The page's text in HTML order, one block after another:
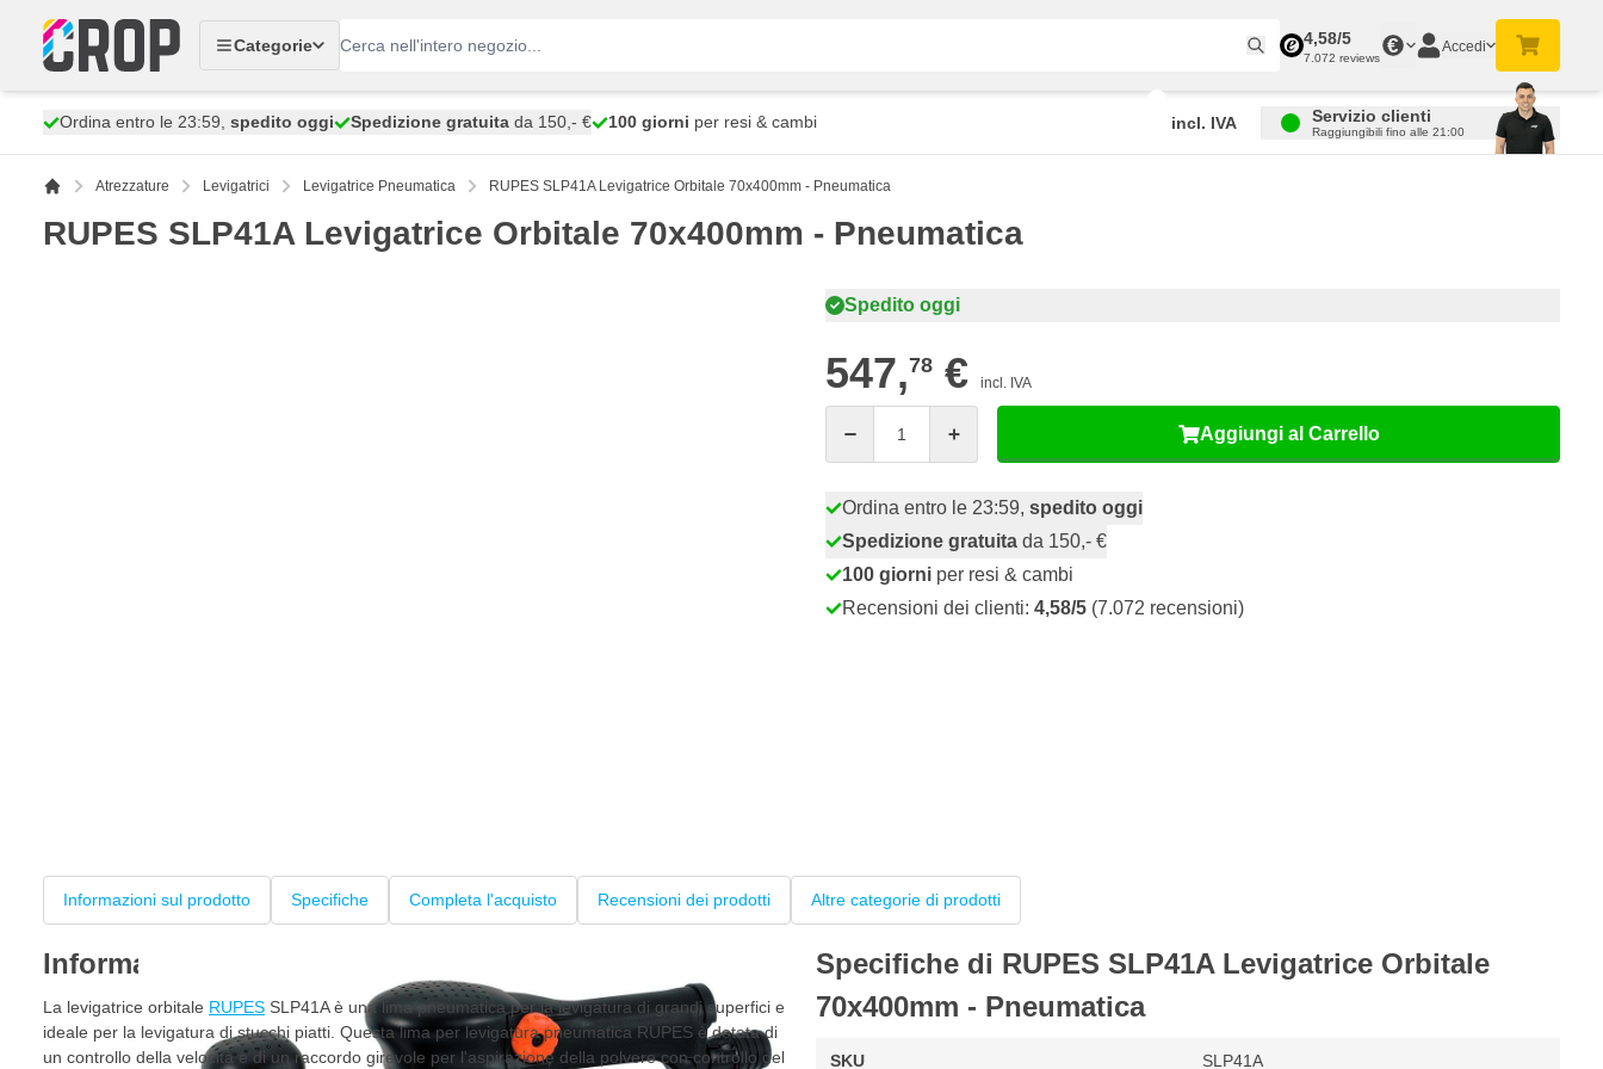
Categorie
4,58/5
7.072 reviews
€ Accedi
Ordina entro le 23:59, spedito oggi Spedizione gratuita da 150,- € 100 giorni per resi & cambi incl. IVA Servizio clienti
Raggiungibili fino alle 21:00
Atrezzature Levigatrici Levigatrice Pneumatica RUPES SLP41A Levigatrice Orbitale 70x400mm - Pneumatica
RUPES SLP41A Levigatrice Orbitale 70x400mm - Pneumatica
Spedito oggi
547,78 € incl. IVA
Aggiungi al Carrello
Ordina entro le 23:59, spedito oggi
Spedizione gratuita da 150,- €
100 giorni per resi & cambi
Recensioni dei clienti: 4,58/5 (7.072 recensioni)
Informazioni sul prodotto Specifiche Completa l'acquisto Recensioni dei prodotti Altre categorie di prodotti
Informazioni sul prodotto
La levigatrice orbitale RUPES SLP41A è una lima pneumatica per la levigatura di grandi superfici e
ideale per la levigatura di stucchi piatti. Questa lima per levigatura pneumatica RUPES è dotata di
un controllo della velocità e di un raccordo girevole per l'aspirazione della polvere con controllo del
Specifiche di RUPES SLP41A Levigatrice Orbitale
70x400mm - Pneumatica
SKU SLP41A